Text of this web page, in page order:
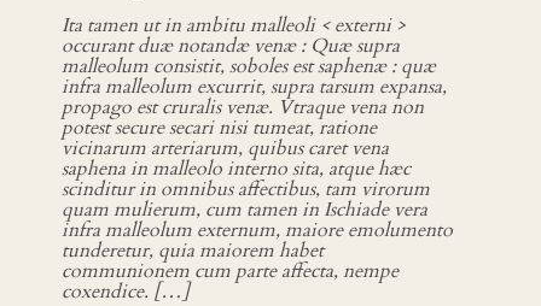
Ita tamen ut in ambitu malleoli < externi >
occurant duæ notandæ venæ : Quæ supra
malleolum consistit, soboles est saphenæ : quæ
infra malleolum excurrit, supra tarsum expansa,
propago est cruralis venæ. Vtraque vena non
potest secure secari nisi tumeat, ratione
vicinarum arteriarum, quibus caret vena
saphena in malleolo interno sita, atque hæc
scinditur in omnibus affectibus, tam virorum
quam mulierum, cum tamen in Ischiade vera
infra malleolum externum, maiore emolumento
tunderetur, quia maiorem habet
communionem cum parte affecta, nempe
coxendice. […]